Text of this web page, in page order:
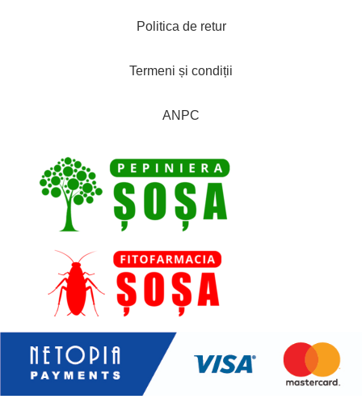
Politica de retur
Termeni și condiții
ANPC